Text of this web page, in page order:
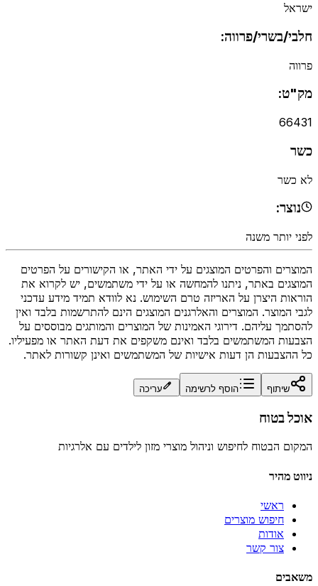
ישראל
חלבי/בשרי/פרווה:
פרווה
מק"ט:
66431
כשר
לא כשר
נוצר:
לפני יותר משנה
המוצרים והפרטים המוצגים על ידי האתר, או הקישורים על הפרטים
המוצגים באתר, ניתנו להמחשה או על ידי משתמשים, יש לקרוא את
הוראות היצרן על האריזה טרם השימוש. נא לוודא תמיד מידע עדכני
לגבי המוצר. המוצרים והאלרגנים המוצגים הינם להתרשמות בלבד ואין
להסתמך עליהם. דירוגי האמינות של המוצרים והמותגים מבוססים על
הצבעות המשתמשים בלבד ואינם משקפים את דעת האתר או מפעיליו.
כל ההצבעות הן דעות אישיות של המשתמשים ואינן קשורות לאתר.
שיתוף הוסף לרשימה עריכה
אוכל בטוח
המקום הבטוח לחיפוש וניהול מוצרי מזון לילדים עם אלרגיות
ניווט מהיר
ראשי
חיפוש מוצרים
אודות
צור קשר
משאבים